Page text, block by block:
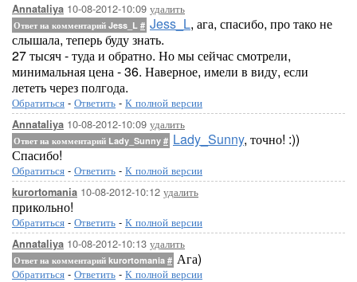
Annataliya 10-08-2012-10:09 удалить
Ответ на комментарий Jess_L # Jess_L, ага, спасибо, про тако не
слышала, теперь буду знать.
27 тысяч - туда и обратно. Но мы сейчас смотрели,
минимальная цена - 36. Наверное, имели в виду, если
лететь через полгода.
Обратиться - Ответить - К полной версии
Annataliya 10-08-2012-10:09 удалить
Ответ на комментарий Lady_Sunny # Lady_Sunny, точно! :))
Спасибо!
Обратиться - Ответить - К полной версии
kurortomania 10-08-2012-10:12 удалить
прикольно!
Обратиться - Ответить - К полной версии
Annataliya 10-08-2012-10:13 удалить
Ответ на комментарий kurortomania # Ага)
Обратиться - Ответить - К полной версии